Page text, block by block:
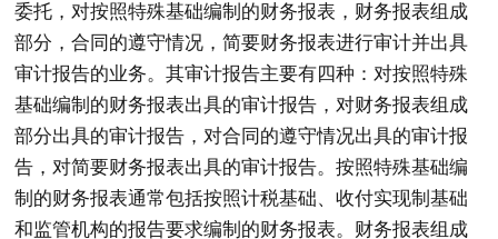
委托，对按照特殊基础编制的财务报表，财务报表组成
部分，合同的遵守情况，简要财务报表进行审计并出具
审计报告的业务。其审计报告主要有四种：对按照特殊
基础编制的财务报表出具的审计报告，对财务报表组成
部分出具的审计报告，对合同的遵守情况出具的审计报
告，对简要财务报表出具的审计报告。按照特殊基础编
制的财务报表通常包括按照计税基础、收付实现制基础
和监管机构的报告要求编制的财务报表。财务报表组成